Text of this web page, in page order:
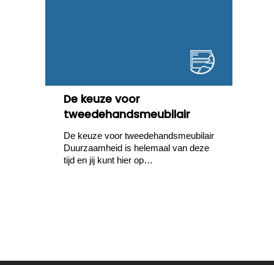
De keuze voor
tweedehandsmeubilair
De keuze voor tweedehandsmeubilair
Duurzaamheid is helemaal van deze
tijd en jij kunt hier op…